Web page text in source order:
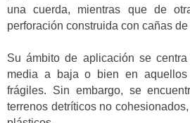
una cuerda, mientras que de
perforación construida con cañas de
Su ámbito de aplicación se
media a baja o bien en
frágiles. Sin embargo, se
terrenos detríticos no